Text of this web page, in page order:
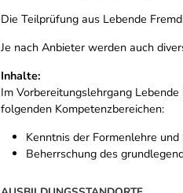
Die Teilprüfung aus Lebende
Je nach Anbieter werden auch
Inhalte:
Im Vorbereitungslehrgang
folgenden Kompetenzbereichen:
Kenntnis der Formenlehre
Beherrschung des